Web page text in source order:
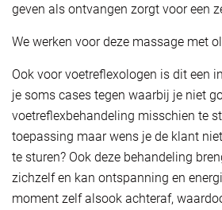
geven als ontvangen zorgt voor een
We werken voor deze massage met
Ook voor voetreflexologen is dit een
je soms cases tegen waarbij je niet
voetreflexbehandeling misschien te
toepassing maar wens je de klant
te sturen? Ook deze behandeling
zichzelf en kan ontspanning en
moment zelf alsook achteraf,